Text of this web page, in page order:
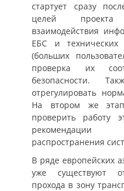
стартует сразу
целей проекта
взаимодействия
ЕБС и технических
(больших
проверка их
безопасности.
отрегулировать
На втором же
проверить работу
распространения
В ряде европейских
уже существуют
прохода в зону